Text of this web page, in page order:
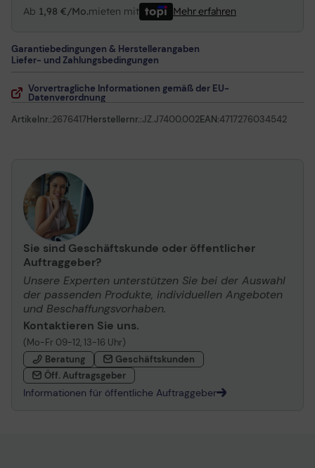
Ab 1,98 €/Mo.mieten mit Mehr erfahren
Garantiebedingungen & Herstellerangaben
Liefer- und Zahlungsbedingungen
Vorvertragliche Informationen gemäß der EU-
Datenverordnung
Artikelnr.:2676417Herstellernr.:JZ.J7400.002EAN:4717276034542
Sie sind Geschäftskunde oder öffentlicher
Auftraggeber?
Unsere Experten unterstützen Sie bei der Auswahl
der passenden Produkte, individuellen Angeboten
und Beschaffungsvorhaben.
Kontaktieren Sie uns.
(Mo-Fr 09-12, 13-16 Uhr)
Beratung
Geschäftskunden
Öff. Auftragsgeber
Informationen für öffentliche Auftraggeber